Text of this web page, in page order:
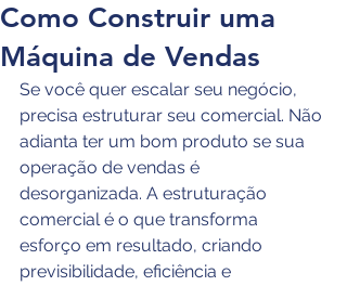
Como Construir uma
Máquina de Vendas
Se você quer escalar seu negócio,
precisa estruturar seu comercial. Não
adianta ter um bom produto se sua
operação de vendas é
desorganizada. A estruturação
comercial é o que transforma
esforço em resultado, criando
previsibilidade, eficiência e